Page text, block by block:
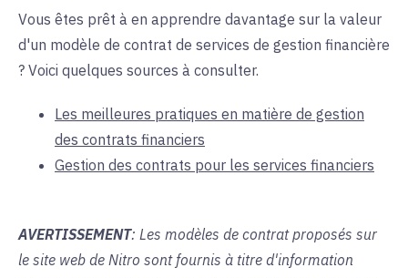
Vous êtes prêt à en apprendre davantage sur la valeur
d'un modèle de contrat de services de gestion financière
? Voici quelques sources à consulter.
Les meilleures pratiques en matière de gestion
des contrats financiers
Gestion des contrats pour les services financiers
AVERTISSEMENT: Les modèles de contrat proposés sur
le site web de Nitro sont fournis à titre d'information